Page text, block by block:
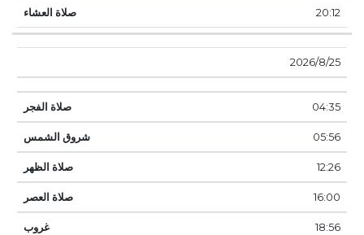
20:12
25‏‏/8‏‏/2026
04:35
05:56
12:26
16:00
18:56